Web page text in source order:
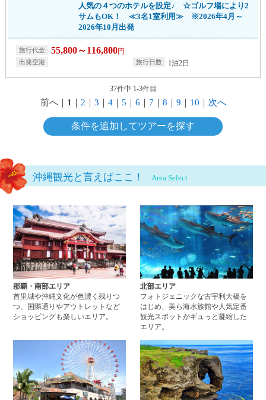
人気の４つのホテルを設定♪ ☆ゴルフ場により2
サムもOK！ ≪3名1室利用≫ ※2026年4月～
2026年10月出発
55,800～116,800円
1泊2日
37件中 1-3件目
前へ｜ 1 2 3 4｜ 5 6 7 8 9 10 次へ
条件を追加してツアーを探す
沖縄観光と言えばここ！ Area Select
那覇・南部エリア
首里城や沖縄文化が色濃く残りつ
つ、国際通りやアウトレットなど
ショッピングも楽しいエリア。
那覇・南部エリアページへ
北部エリア
フォトジェニックな古宇利大橋を
はじめ、美ら海水族館や人気定番
観光スポットがギュっと凝縮した
エリア。
中部エリアページへ